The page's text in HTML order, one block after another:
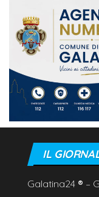
IL
Galatina24 ® –